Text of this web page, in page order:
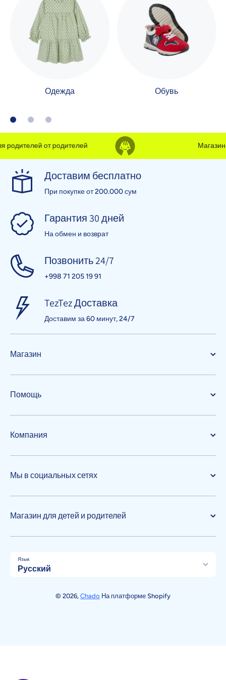
Одежда Обувь
от родителей Магазин
Доставим бесплатно
При покупке от 200.000 сум
Гарантия 30 дней
На обмен и возврат
Позвонить 24/7
+998 71 205 19 91
TezTez Доставка
Доставим за 60 минут, 24/7
Магазин
Помощь
Компания
Мы в социальных сетях
Магазин для детей и родителей
Язык
Русский
© 2026, Chado На платформе Shopify